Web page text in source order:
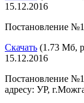
15.12.2016
Постановление
Скачать (1.73 Мб,
15.12.2016
Постановление
адресу: УР,